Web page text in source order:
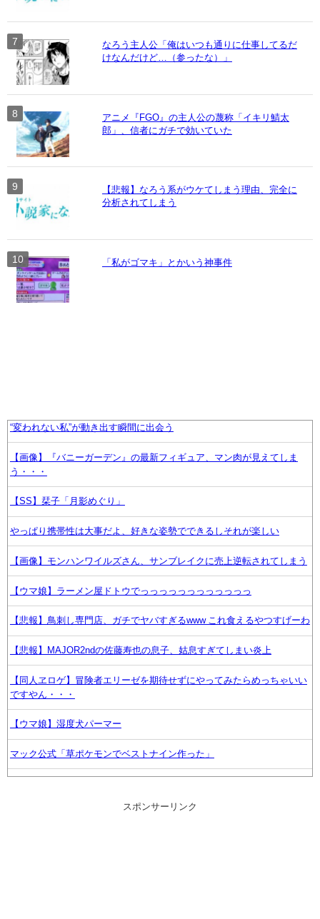
なろう主人公「俺はいつも通りに仕事してるだ
けなんだけど…（参ったな）」
アニメ『FGO』の主人公の蔑称「イキリ鯖太
郎」、信者にガチで効いていた
【悲報】なろう系がウケてしまう理由、完全に
分析されてしまう
「私がゴマキ」とかいう神事件
“変われない私”が動き出す瞬間に出会う
【画像】『バニーガーデン』の最新フィギュア、マン肉が見えてしま
う・・・
【SS】栞子「月影めぐり」
やっぱり携帯性は大事だよ、好きな姿勢でできるしそれが楽しい
【画像】モンハンワイルズさん、サンブレイクに売上逆転されてしまう
【ウマ娘】ラーメン屋ドトウでっっっっっっっっっっっっ
【悲報】鳥刺し専門店、ガチでヤバすぎるwww これ食えるやつすげーわ
【悲報】MAJOR2ndの佐藤寿也の息子、姑息すぎてしまい炎上
【同人ヱロゲ】冒険者エリーゼを期待せずにやってみたらめっちゃいい
ですやん・・・
【ウマ娘】湿度犬パーマー
マック公式「草ポケモンでベストナイン作った」
【画像】最新のひろゆき、白髪系イケオジになるｗｗｗ
スポンサーリンク